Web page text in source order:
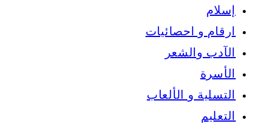
إسلام
ارقام و احصائيات
الآدب والشعر
الأسرة
التسلية و الألعاب
التعليم